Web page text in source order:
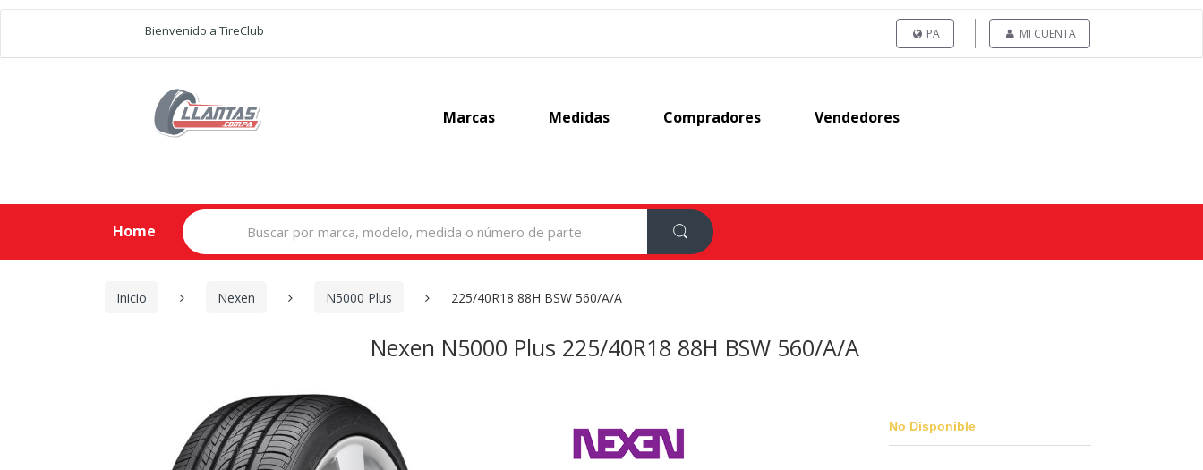
Bienvenido a TireClub PA MI CUENTA
Marcas Medidas Compradores Vendedores
Home
Search
for:
Inicio Nexen N5000 Plus 225/40R18 88H BSW 560/A/A
Nexen N5000 Plus 225/40R18 88H BSW 560/A/A
No Disponible